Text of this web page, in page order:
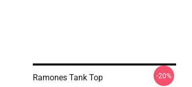
Ramones Tank Top -20%